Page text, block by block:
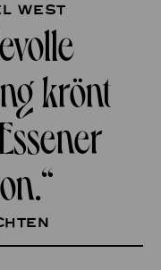
West
krönt